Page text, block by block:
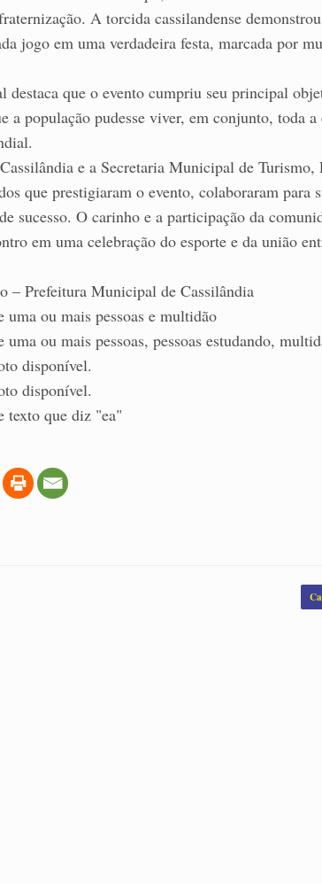
A torcida cassilandense
jogo em uma verdadeira festa, marcada por
que o evento cumpriu seu principal
a população pudesse viver, em conjunto, toda
e a Secretaria Municipal de Turismo,
que prestigiaram o evento, colaboraram para
sucesso. O carinho e a participação da
em uma celebração do esporte e da união
– Prefeitura Municipal de Cassilândia